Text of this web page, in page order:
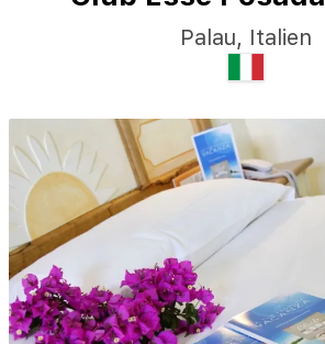
Palau, Italien